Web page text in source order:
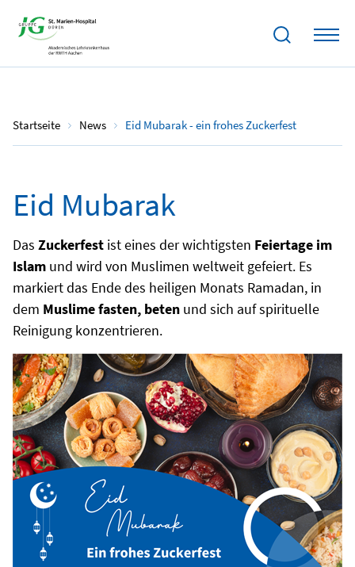
Startseite News Eid Mubarak - ein frohes Zuckerfest
09.04.2024
Eid Mubarak
Das Zuckerfest ist eines der wichtigsten Feiertage im
Islam und wird von Muslimen weltweit gefeiert. Es
markiert das Ende des heiligen Monats Ramadan, in
dem Muslime fasten, beten und sich auf spirituelle
Reinigung konzentrieren.